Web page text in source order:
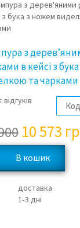
з
в кейсі з
та чарками
10 573
доставка
1‑3 дні